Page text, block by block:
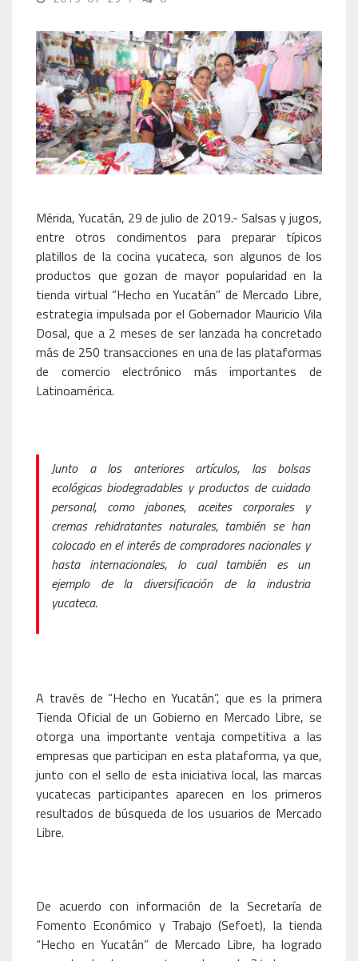
Mérida, Yucatán, 29 de julio de 2019.- Salsas y jugos,
entre otros condimentos para preparar típicos
platillos de la cocina yucateca, son algunos de los
productos que gozan de mayor popularidad en la
tienda virtual “Hecho en Yucatán” de Mercado Libre,
estrategia impulsada por el Gobernador Mauricio Vila
Dosal, que a 2 meses de ser lanzada ha concretado
más de 250 transacciones en una de las plataformas
de comercio electrónico más importantes de
Latinoamérica.
Junto a los anteriores artículos, las bolsas
ecológicas biodegradables y productos de cuidado
personal, como jabones, aceites corporales y
cremas rehidratantes naturales, también se han
colocado en el interés de compradores nacionales y
hasta internacionales, lo cual también es un
ejemplo de la diversificación de la industria
yucateca.
A través de “Hecho en Yucatán”, que es la primera
Tienda Oficial de un Gobierno en Mercado Libre, se
otorga una importante ventaja competitiva a las
empresas que participan en esta plataforma, ya que,
junto con el sello de esta iniciativa local, las marcas
yucatecas participantes aparecen en los primeros
resultados de búsqueda de los usuarios de Mercado
Libre.
De acuerdo con información de la Secretaría de
Fomento Económico y Trabajo (Sefoet), la tienda
“Hecho en Yucatán” de Mercado Libre, ha logrado